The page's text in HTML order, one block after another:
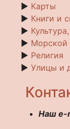
► Карты
► Книги и
►
► Морской
► Религия
► Улицы и
Наш e-